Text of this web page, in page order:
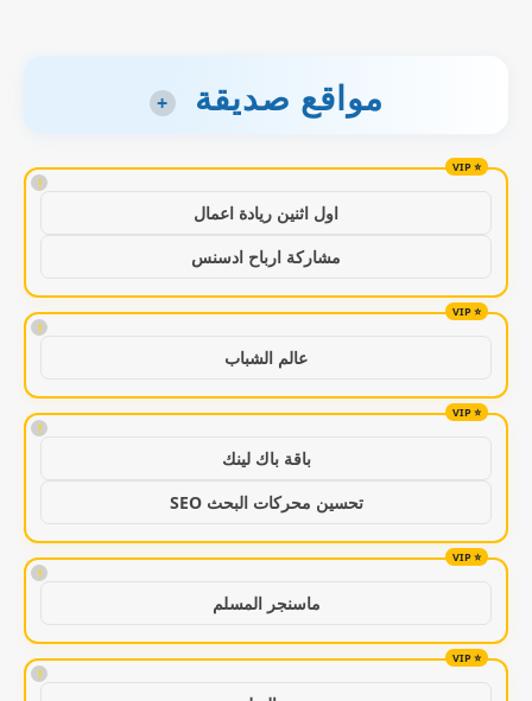
مواقع صديقة +
!
اول اثنين ريادة اعمال
مشاركة ارباح ادسنس
!
عالم الشباب
!
باقة باك لينك
تحسين محركات البحث SEO
!
ماسنجر المسلم
!